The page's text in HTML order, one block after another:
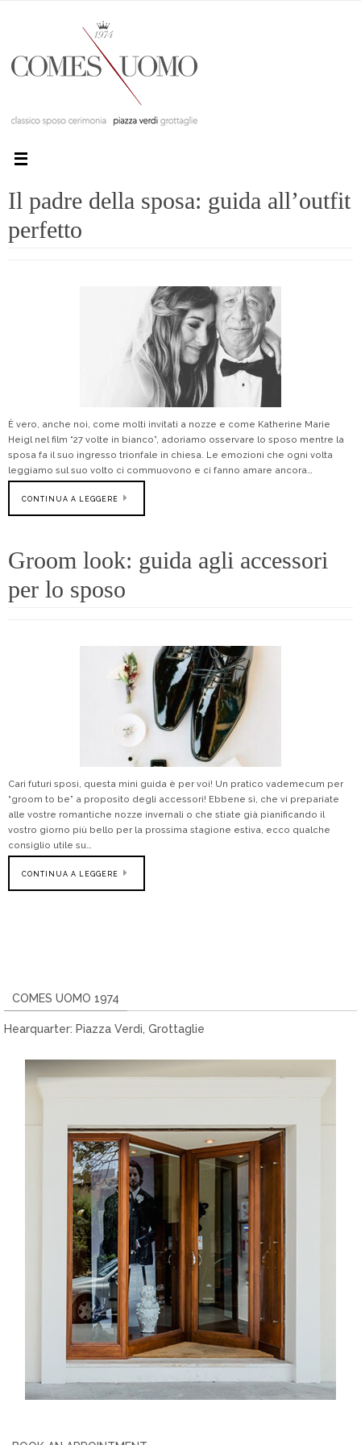
Il padre della sposa: guida all’outfit
perfetto
È vero, anche noi, come molti invitati a nozze e come Katherine Marie
Heigl nel film “27 volte in bianco”, adoriamo osservare lo sposo mentre la
sposa fa il suo ingresso trionfale in chiesa. Le emozioni che ogni volta
leggiamo sul suo volto ci commuovono e ci fanno amare ancora…
CONTINUA A LEGGERE
Groom look: guida agli accessori
per lo sposo
Cari futuri sposi, questa mini guida è per voi! Un pratico vademecum per
“groom to be” a proposito degli accessori! Ebbene sì, che vi prepariate
alle vostre romantiche nozze invernali o che stiate già pianificando il
vostro giorno più bello per la prossima stagione estiva, ecco qualche
consiglio utile su…
CONTINUA A LEGGERE
COMES UOMO 1974
Hearquarter: Piazza Verdi, Grottaglie